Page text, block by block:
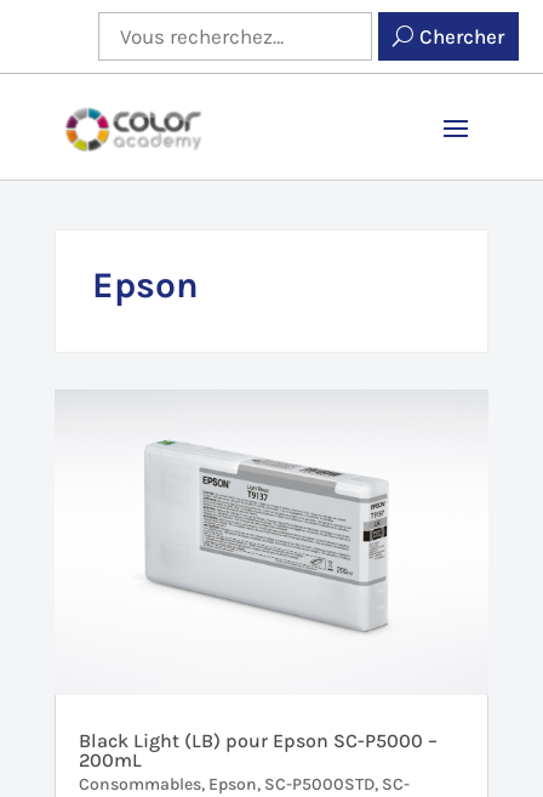
Chercher
Epson
Black Light (LB) pour Epson SC-P5000 –
200mL
Consommables, Epson, SC-P5000STD, SC-